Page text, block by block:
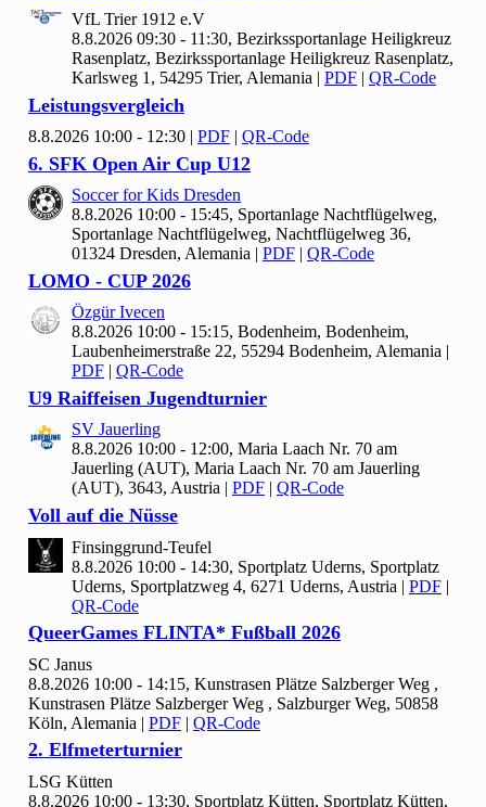
VfL Trier 1912 e.V
8.8.2026 09:30 - 11:30, Bezirkssportanlage Heiligkreuz
Rasenplatz, Bezirkssportanlage Heiligkreuz Rasenplatz,
Karlsweg 1, 54295 Trier, Alemania | PDF | QR-Code
Leistungsvergleich
8.8.2026 10:00 - 12:30 | PDF | QR-Code
6. SFK Open Air Cup U12
Soccer for Kids Dresden
8.8.2026 10:00 - 15:45, Sportanlage Nachtflügelweg,
Sportanlage Nachtflügelweg, Nachtflügelweg 36,
01324 Dresden, Alemania | PDF | QR-Code
LOMO - CUP 2026
Özgür Ivecen
8.8.2026 10:00 - 15:15, Bodenheim, Bodenheim,
Laubenheimerstraße 22, 55294 Bodenheim, Alemania |
PDF | QR-Code
U9 Raiffeisen Jugendturnier
SV Jauerling
8.8.2026 10:00 - 12:00, Maria Laach Nr. 70 am
Jauerling (AUT), Maria Laach Nr. 70 am Jauerling
(AUT), 3643, Austria | PDF | QR-Code
Voll auf die Nüsse
Finsinggrund-Teufel
8.8.2026 10:00 - 14:30, Sportplatz Uderns, Sportplatz
Uderns, Sportplatzweg 4, 6271 Uderns, Austria | PDF |
QR-Code
QueerGames FLINTA* Fußball 2026
SC Janus
8.8.2026 10:00 - 14:15, Kunstrasen Plätze Salzberger Weg ,
Kunstrasen Plätze Salzberger Weg , Salzburger Weg, 50858
Köln, Alemania | PDF | QR-Code
2. Elfmeterturnier
LSG Kütten
8.8.2026 10:00 - 13:30, Sportplatz Kütten, Sportplatz Kütten,